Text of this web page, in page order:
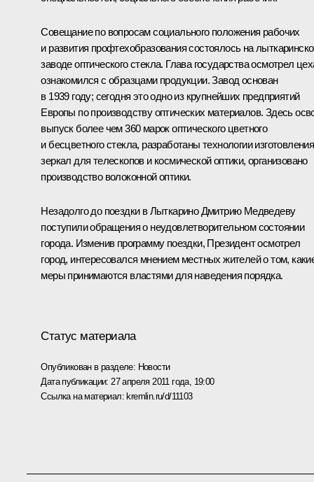
Совещание по вопросам социального положения рабочих
и развития профтехобразования состоялось на
заводе оптического стекла. Глава государства осмотрел
ознакомился с образцами продукции. Завод основан
в 1939 году; сегодня это одно из крупнейших предприятий
Европы по производству оптических материалов. Здесь
выпуск более чем 360 марок оптического цветного
и бесцветного стекла, разработаны технологии изготовления
зеркал для телескопов и космической оптики, организовано
производство волоконной оптики.
Незадолго до поездки в Лыткарино Дмитрию Медведеву
поступили обращения о неудовлетворительном состоянии
города. Изменив программу поездки, Президент осмотрел
город, интересовался мнением местных жителей о том,
меры принимаются властями для наведения порядка.
Статус материала
Опубликован в разделе: Новости
Дата публикации: 27 апреля 2011 года, 19:00
Ссылка на материал: kremlin.ru/d/11103